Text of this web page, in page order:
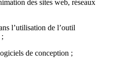
des sites web, réseaux
l’utilisation de l’outil
;
de conception ;